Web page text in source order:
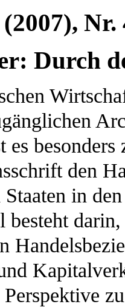
Nr.
Durch
den
Staaten in